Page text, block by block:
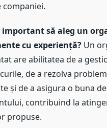
companiei.
important să aleg un
cu experiență? Un
are abilitatea de a
de a rezolva
și de a asigura o buna
contribuind la
propuse.